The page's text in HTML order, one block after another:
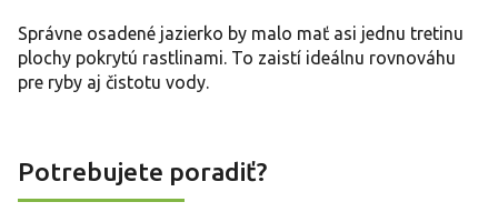
Správne osadené jazierko by malo mať asi jednu tretinu
plochy pokrytú rastlinami. To zaistí ideálnu rovnováhu
pre ryby aj čistotu vody.
Potrebujete poradiť?